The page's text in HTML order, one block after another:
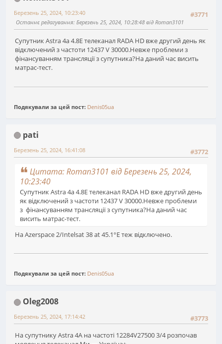
#3771
Березень 25, 2024, 10:23:40
Останнє редагування: Березень 25, 2024, 10:28:48 від Roman3101
Супутник Astra 4a 4.8E телеканал RADA HD вже другий день як
відключений з частоти 12437 V 30000.Невже проблеми з
фінансуванням трансляції з супутника?На даний час висить
матрас-тест.
Подякували за цей пост: Denis05ua
pati
#3772
Березень 25, 2024, 16:41:08
Цитата: Roman3101 від Березень 25, 2024,
10:23:40
Супутник Astra 4a 4.8E телеканал RADA HD вже другий день
як відключений з частоти 12437 V 30000.Невже проблеми
з фінансуванням трансляції з супутника?На даний час
висить матрас-тест.
На Azerspace 2/Intelsat 38 at 45.1°E теж відключено.
Подякували за цей пост: Denis05ua
Oleg2008
#3773
Березень 25, 2024, 17:14:42
На супутнику Astra 4A на частоті 12284V27500 3/4 розпочав